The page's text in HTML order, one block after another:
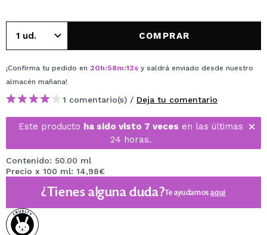
COMPRAR
¡Confirma tu pedido en 20h:58m:12s y saldrá enviado desde nuestro
almacén mañana!
1 comentario(s) / Deja tu comentario
Este producto ha sido visto 7 veces en las últimas
24 horas.
Contenido: 50.00 ml
Precio x 100 ml: 14,98€
¿Tienes alguna duda?Te ayudamosaquí